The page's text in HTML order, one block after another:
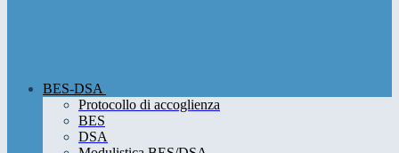
BES-DSA
Protocollo di accoglienza
BES
DSA